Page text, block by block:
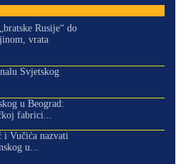
Rusije“ do
vrata
Svjetskog
u Beograd:
fabrici...
i Vučića nazvati
u...